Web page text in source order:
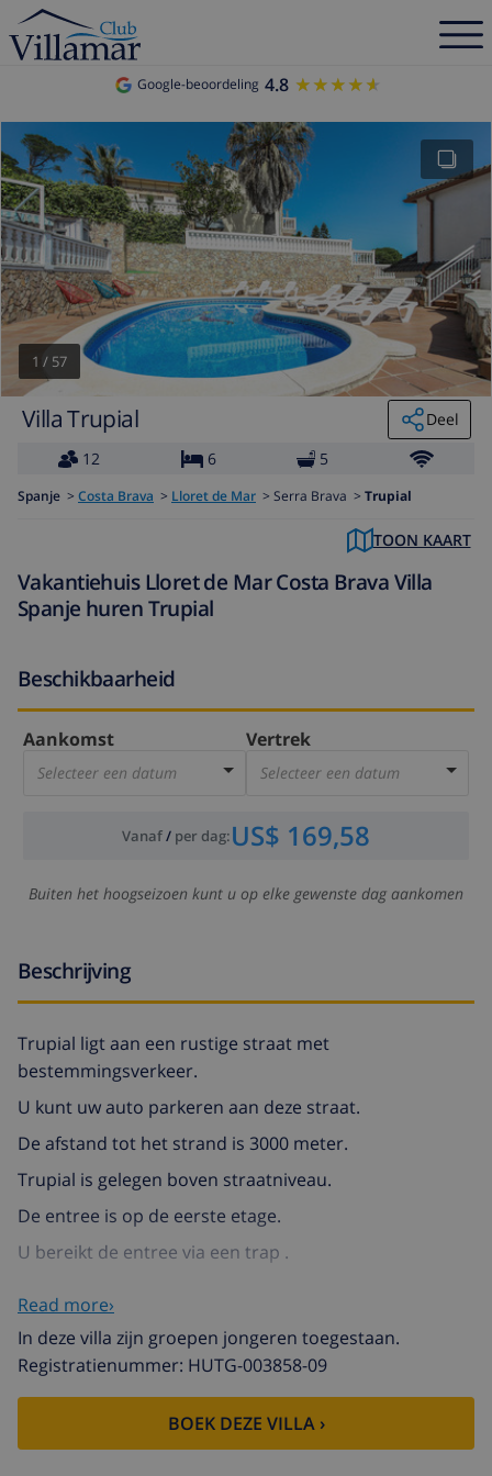
Google-beoordeling 4.8 ★★★★★
★★★★★
1 / 57
Villa Trupial
Deel
12
6 5
Spanje > Costa Brava > Lloret de Mar > Serra Brava > Trupial
TOON KAART
Vakantiehuis Lloret de Mar Costa Brava Villa
Spanje huren Trupial
Beschikbaarheid
Aankomst
Selecteer een datum
Vertrek
Selecteer een datum
Vanaf/ per dag:US$ 169,58
Buiten het hoogseizoen kunt u op elke gewenste dag aankomen
Beschrijving
Trupial ligt aan een rustige straat met
bestemmingsverkeer.
U kunt uw auto parkeren aan deze straat.
De afstand tot het strand is 3000 meter.
Trupial is gelegen boven straatniveau.
De entree is op de eerste etage.
U bereikt de entree via een trap .
Entree: Als u door de voordeur het huis betreedt vindt
u de:
woonkamer
open keuken
3 slaapkamer(s)
Read more›
In deze villa zijn groepen jongeren toegestaan.
Registratienummer: HUTG-003858-09
BOEK DEZE VILLA ›